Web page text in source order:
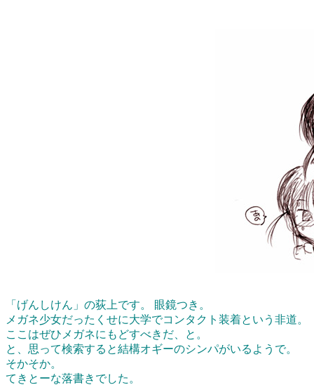
「げんしけん」の荻上です。 眼鏡つき。
メガネ少女だったくせに大学でコンタクト装着という非道。
ここはぜひメガネにもどすべきだ、と。
と、思って検索すると結構オギーのシンパがいるようで。
そかそか。
てきとーな落書きでした。